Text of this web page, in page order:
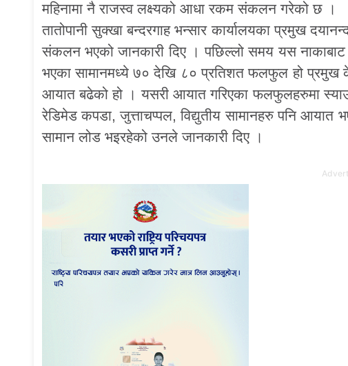
महिनामा नै राजस्व लक्ष्यको आधा रकम संकलन गरेको छ ।
तातोपानी सुक्खा बन्दरगाह भन्सार कार्यालयका प्रमुख
संकलन भएको जानकारी दिए । पछिल्लो समय यस
भएका सामानमध्ये ७० देखि ८० प्रतिशत फलफुल हो
आयात बढेको हो । यसरी आयात गरिएका फलफुलहरुमा
रेडिमेड कपडा, जुत्ताचप्पल, विद्युतीय सामानहरु पनि
सामान लोड भइरहेको उनले जानकारी दिए ।